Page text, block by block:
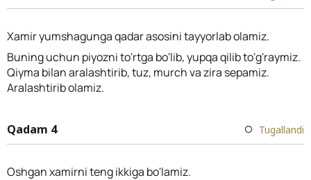
Xamir yumshagunga qadar asosini tayyorlab olamiz.
Buning uchun piyozni to'rtga bo'lib, yupqa qilib to'g'raymiz.
Qiyma bilan aralashtirib, tuz, murch va zira sepamiz.
Aralashtirib olamiz.
Qadam 4 Tugallandi
Oshgan xamirni teng ikkiga bo'lamiz.